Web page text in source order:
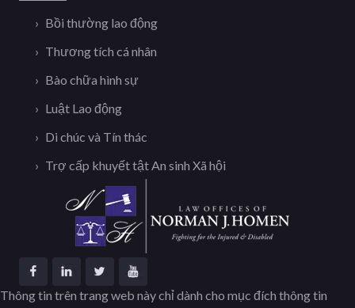
Bồi thường lao động
Thương tích cá nhân
Bào chữa hình sự
Luật Lao động
Di chúc và Tín thác
Trợ cấp khuyết tật An sinh Xã hội
Thông tin trên trang web này chỉ dành cho mục đích thông tin